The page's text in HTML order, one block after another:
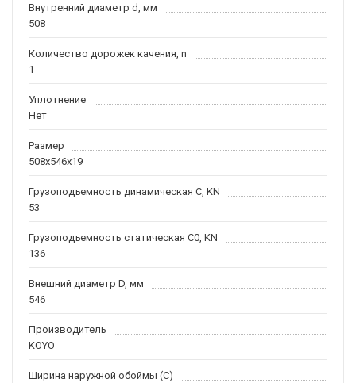
Внутренний диаметр d, мм
508
Количество дорожек качения, n
1
Уплотнение
Нет
Размер
508x546x19
Грузоподъемность динамическая C, KN
53
Грузоподъемность статическая C0, KN
136
Внешний диаметр D, мм
546
Производитель
KOYO
Ширина наружной обоймы (C)